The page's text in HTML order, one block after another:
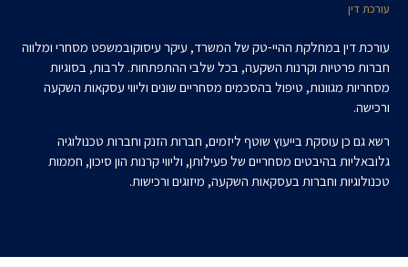
עורכת דין
עורכת דין במחלקת ההיי-טק של המשרד, עיקר עיסוקובמשפט מסחרי ומלווה
חברות פרטיות וקרנות השקעה, בכל שלבי ההתפתחות. לרבות, בסוגיות
מסחריות מגוונות, טיפול בהסכמים מסחריים שונים וליווי עסקאות השקעה
ורכישה.
רשא גם כן עוסקת בייעוץ שוטף ליזמים, חברות הזנק וחברות טכנולוגיה
גלובאליות בהיבטים מסחריים של פעילותן, וליווי קרנות הון סיכון, חממות
טכנולוגיות וחברות בעסקאות השקעה, מיזוגים ורכישות.